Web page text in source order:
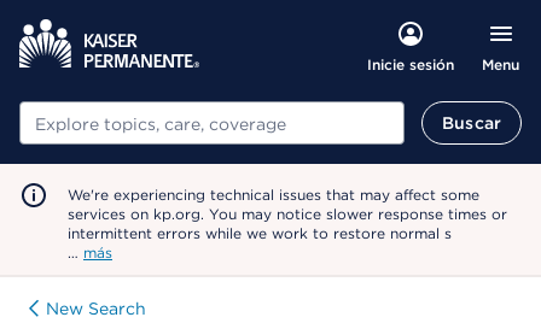
Inicie sesión Menu
Buscar Buscar
We're experiencing technical issues that may affect some
services on kp.org. You may notice slower response times or
intermittent errors while we work to restore normal s
… más
New Search